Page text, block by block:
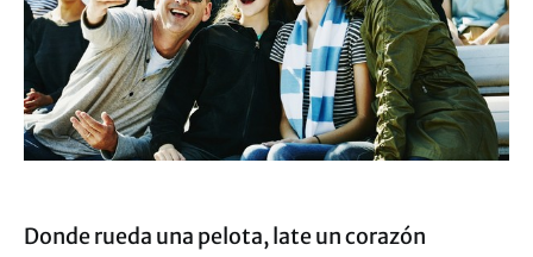
Donde rueda una pelota, late un corazón